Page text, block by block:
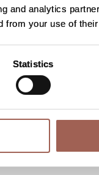
and analytics
from your use of
Statistics
험에 참여하지
데 중요한 역할